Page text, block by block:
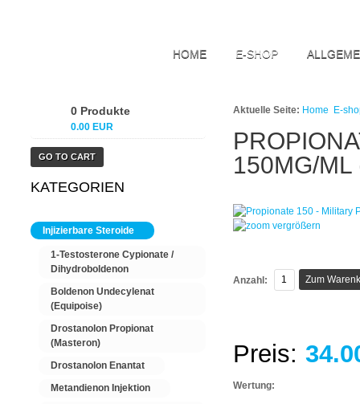
HOME E-SHOP
Aktuelle Seite: Home E-
150MG/
vergrößern
Anzahl:
Preis:
Wertung:
0 Produkte
0.00 EUR
GO TO CART
KATEGORIEN
Injizierbare Steroide
1-Testosterone Cypionate /
Dihydroboldenon
Boldenon Undecylenat
(Equipoise)
Drostanolon Propionat
(Masteron)
Drostanolon Enantat
Metandienon Injektion